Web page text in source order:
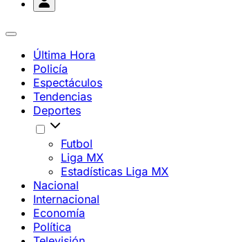
Última Hora
Policía
Espectáculos
Tendencias
Deportes
Futbol
Liga MX
Estadísticas Liga MX
Nacional
Internacional
Economía
Política